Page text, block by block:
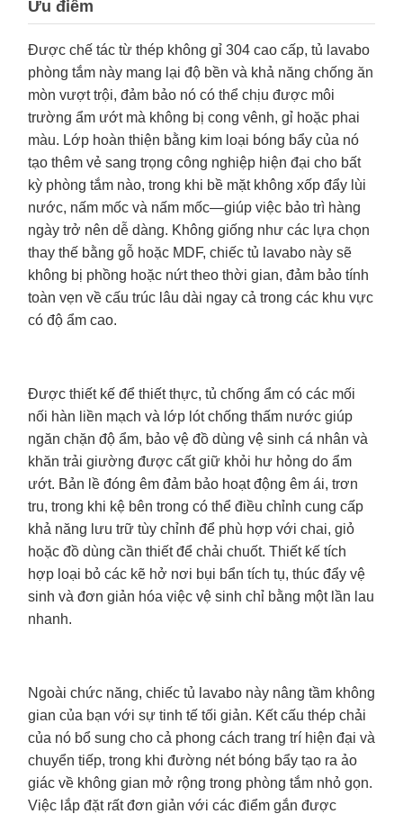
Ưu điểm
Được chế tác từ thép không gỉ 304 cao cấp, tủ lavabo
phòng tắm này mang lại độ bền và khả năng chống ăn
mòn vượt trội, đảm bảo nó có thể chịu được môi
trường ẩm ướt mà không bị cong vênh, gỉ hoặc phai
màu. Lớp hoàn thiện bằng kim loại bóng bẩy của nó
tạo thêm vẻ sang trọng công nghiệp hiện đại cho bất
kỳ phòng tắm nào, trong khi bề mặt không xốp đẩy lùi
nước, nấm mốc và nấm mốc—giúp việc bảo trì hàng
ngày trở nên dễ dàng. Không giống như các lựa chọn
thay thế bằng gỗ hoặc MDF, chiếc tủ lavabo này sẽ
không bị phồng hoặc nứt theo thời gian, đảm bảo tính
toàn vẹn về cấu trúc lâu dài ngay cả trong các khu vực
có độ ẩm cao.
Được thiết kế để thiết thực, tủ chống ẩm có các mối
nối hàn liền mạch và lớp lót chống thấm nước giúp
ngăn chặn độ ẩm, bảo vệ đồ dùng vệ sinh cá nhân và
khăn trải giường được cất giữ khỏi hư hỏng do ẩm
ướt. Bản lề đóng êm đảm bảo hoạt động êm ái, trơn
tru, trong khi kệ bên trong có thể điều chỉnh cung cấp
khả năng lưu trữ tùy chỉnh để phù hợp với chai, giỏ
hoặc đồ dùng cần thiết để chải chuốt. Thiết kế tích
hợp loại bỏ các kẽ hở nơi bụi bẩn tích tụ, thúc đẩy vệ
sinh và đơn giản hóa việc vệ sinh chỉ bằng một lần lau
nhanh.
Ngoài chức năng, chiếc tủ lavabo này nâng tầm không
gian của bạn với sự tinh tế tối giản. Kết cấu thép chải
của nó bổ sung cho cả phong cách trang trí hiện đại và
chuyển tiếp, trong khi đường nét bóng bẩy tạo ra ảo
giác về không gian mở rộng trong phòng tắm nhỏ gọn.
Việc lắp đặt rất đơn giản với các điểm gắn được